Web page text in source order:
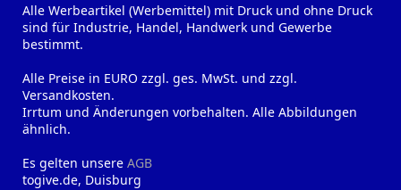
Alle Werbeartikel (Werbemittel) mit Druck und ohne Druck
sind für Industrie, Handel, Handwerk und Gewerbe
bestimmt.
Alle Preise in EURO zzgl. ges. MwSt. und zzgl.
Versandkosten.
Irrtum und Änderungen vorbehalten. Alle Abbildungen
ähnlich.
Es gelten unsere AGB
togive.de, Duisburg